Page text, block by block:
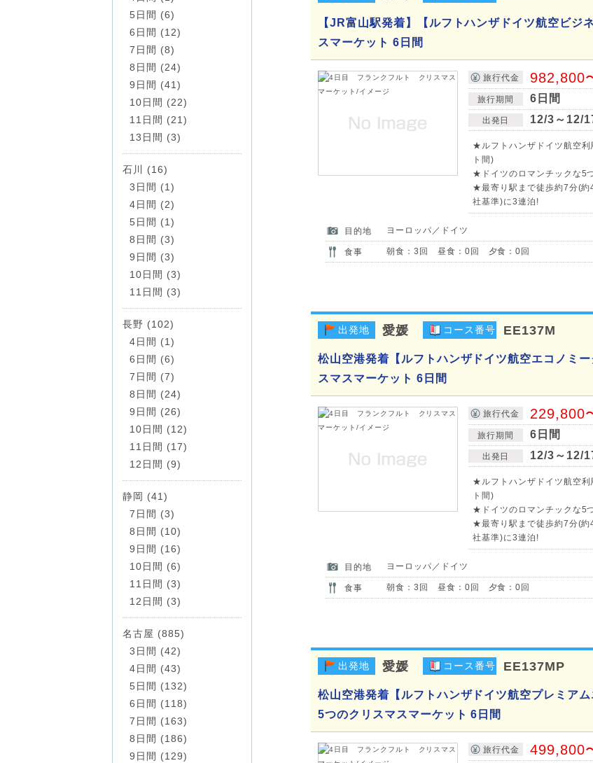
【JR富山駅発着】【ルフトハンザドイツ航空ビジ
スマーケット 6日間
旅行代金 982,800
旅行期間 6日間
出発日 12/3～12/
★ルフトハンザドイツ航空
ト間)
★ドイツのロマンチックな5
★最寄り駅まで徒歩約7分(約
社基準)に3連泊!
目的地 ヨーロッパ／ドイツ
食事 朝食：3回 昼食：0回 夕食：0回
出発地 愛媛 コース番号 EE137M
松山空港発着【ルフトハンザドイツ航空エコノミ
スマスマーケット 6日間
旅行代金 229,800
旅行期間 6日間
出発日 12/3～12/
★ルフトハンザドイツ航空
ト間)
★ドイツのロマンチックな5
★最寄り駅まで徒歩約7分(約
社基準)に3連泊!
目的地 ヨーロッパ／ドイツ
食事 朝食：3回 昼食：0回 夕食：0回
出発地 愛媛 コース番号 EE137MP
松山空港発着【ルフトハンザドイツ航空プレミア
5つのクリスマスマーケット 6日間
旅行代金 499,800
5日間 (6)
6日間 (12)
7日間 (8)
8日間 (24)
9日間 (41)
10日間 (22)
11日間 (21)
13日間 (3)
石川 (16)
3日間 (1)
4日間 (2)
5日間 (1)
8日間 (3)
9日間 (3)
10日間 (3)
11日間 (3)
長野 (102)
4日間 (1)
6日間 (6)
7日間 (7)
8日間 (24)
9日間 (26)
10日間 (12)
11日間 (17)
12日間 (9)
静岡 (41)
7日間 (3)
8日間 (10)
9日間 (16)
10日間 (6)
11日間 (3)
12日間 (3)
名古屋 (885)
3日間 (42)
4日間 (43)
5日間 (132)
6日間 (118)
7日間 (163)
8日間 (186)
9日間 (129)